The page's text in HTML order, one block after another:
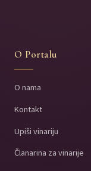
O Portalu
O nama
Kontakt
Upiši vinariju
Članarina za vinarije